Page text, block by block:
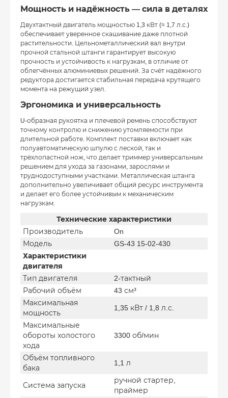
Мощность и надёжность — сила в деталях
Двухтактный двигатель мощностью 1,3 кВт (≈ 1,7 л.с.)
обеспечивает уверенное скашивание даже плотной
растительности. Цельнометаллический вал внутри
прочной стальной штанги гарантирует высокую
прочность и устойчивость к нагрузкам, в отличие от
облегчённых алюминиевых решений. За счёт надёжного
редуктора достигается стабильная передача крутящего
момента на режущий узел.
Эргономика и универсальность
U-образная рукоятка и плечевой ремень способствуют
точному контролю и снижению утомляемости при
длительной работе. Комплект поставки включает как
полуавтоматическую шпулю с леской, так и
трёхлопастной нож, что делает триммер универсальным
решением для ухода за газонами, зарослями и
труднодоступными участками. Металлическая штанга
дополнительно увеличивает общий ресурс инструмента
и делает его более устойчивым к механическим
нагрузкам.
Технические характеристики
Производитель
On
Модель
GS-43 15-02-430
Характеристики
двигателя
Тип двигателя
2-тактный
Рабочий объём
43 см³
Максимальная
мощность
1,35 кВт / 1,8 л.с.
Максимальные
обороты холостого
хода
3300 об/мин
Объём топливного
бака
1,1 л
Система запуска
ручной стартер,
праймер